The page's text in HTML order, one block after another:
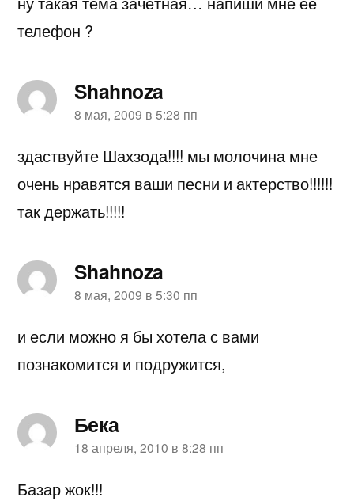
телефон ?
Shahnoza
пишет:
8 мая, 2009 в 5:28 пп
здаствуйте Шахзода!!!! мы молочина мне
очень нравятся ваши песни и актерство!!!!!!
так держать!!!!!
Shahnoza
пишет:
8 мая, 2009 в 5:30 пп
и если можно я бы хотела с вами
познакомится и подружится,
Бека
пишет:
18 апреля, 2010 в 8:28 пп
Базар жок!!!